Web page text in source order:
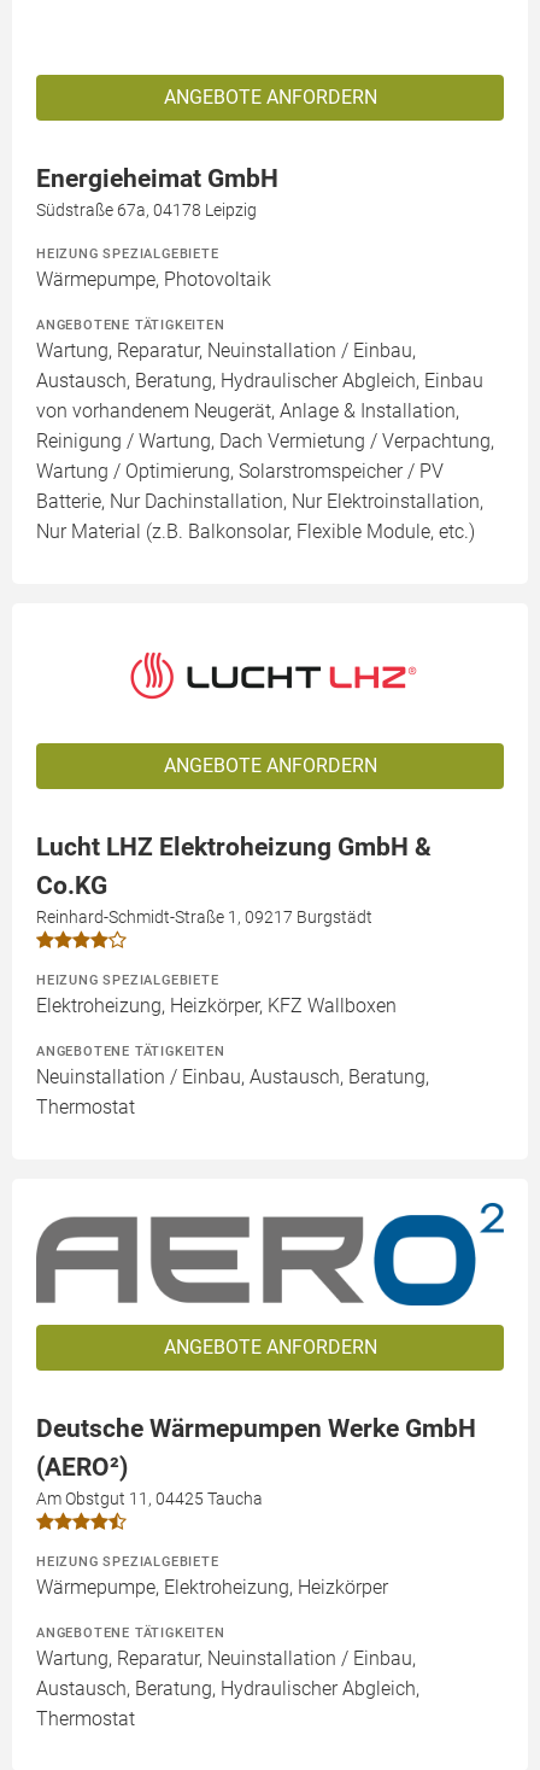
ANGEBOTE ANFORDERN
Energieheimat GmbH
Südstraße 67a, 04178 Leipzig
HEIZUNG SPEZIALGEBIETE
Wärmepumpe, Photovoltaik
ANGEBOTENE TÄTIGKEITEN
Wartung, Reparatur, Neuinstallation / Einbau,
Austausch, Beratung, Hydraulischer Abgleich, Einbau
von vorhandenem Neugerät, Anlage & Installation,
Reinigung / Wartung, Dach Vermietung / Verpachtung,
Wartung / Optimierung, Solarstromspeicher / PV
Batterie, Nur Dachinstallation, Nur Elektroinstallation,
Nur Material (z.B. Balkonsolar, Flexible Module, etc.)
ANGEBOTE ANFORDERN
Lucht LHZ Elektroheizung GmbH &
Co.KG
Reinhard-Schmidt-Straße 1, 09217 Burgstädt
HEIZUNG SPEZIALGEBIETE
Elektroheizung, Heizkörper, KFZ Wallboxen
ANGEBOTENE TÄTIGKEITEN
Neuinstallation / Einbau, Austausch, Beratung,
Thermostat
ANGEBOTE ANFORDERN
Deutsche Wärmepumpen Werke GmbH
(AERO²)
Am Obstgut 11, 04425 Taucha
HEIZUNG SPEZIALGEBIETE
Wärmepumpe, Elektroheizung, Heizkörper
ANGEBOTENE TÄTIGKEITEN
Wartung, Reparatur, Neuinstallation / Einbau,
Austausch, Beratung, Hydraulischer Abgleich,
Thermostat